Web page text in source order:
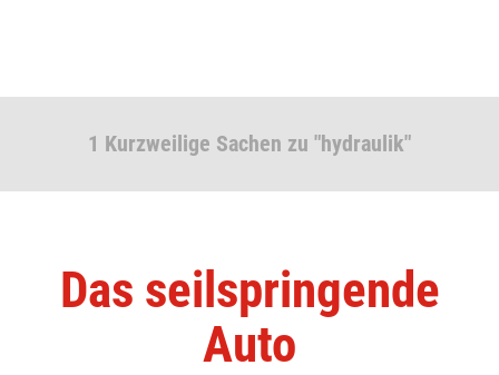
1 Kurzweilige Sachen zu "hydraulik"
Das seilspringende
Auto